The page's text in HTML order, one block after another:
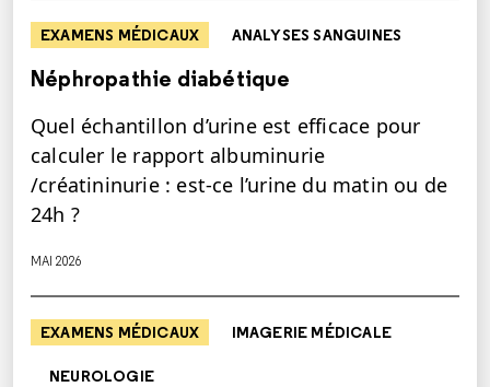
EXAMENS MÉDICAUX ANALYSES SANGUINES
Néphropathie diabétique
Quel échantillon d’urine est efficace pour
calculer le rapport albuminurie
/créatininurie : est-ce l’urine du matin ou de
24h ?
MAI 2026
EXAMENS MÉDICAUX IMAGERIE MÉDICALE
NEUROLOGIE